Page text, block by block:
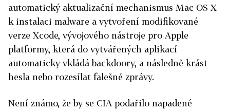
automatický aktualizační mechanismus Mac OS X
k instalaci malware a vytvoření modifikované
verze Xcode, vývojového nástroje pro Apple
platformy, která do vytvářených aplikací
automaticky vkládá backdoory, a následně krást
hesla nebo rozesílat falešné zprávy.
Není známo, že by se CIA podařilo napadené